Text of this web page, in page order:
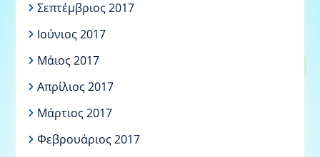
Σεπτέμβριος 2017
Ιούνιος 2017
Μάιος 2017
Απρίλιος 2017
Μάρτιος 2017
Φεβρουάριος 2017